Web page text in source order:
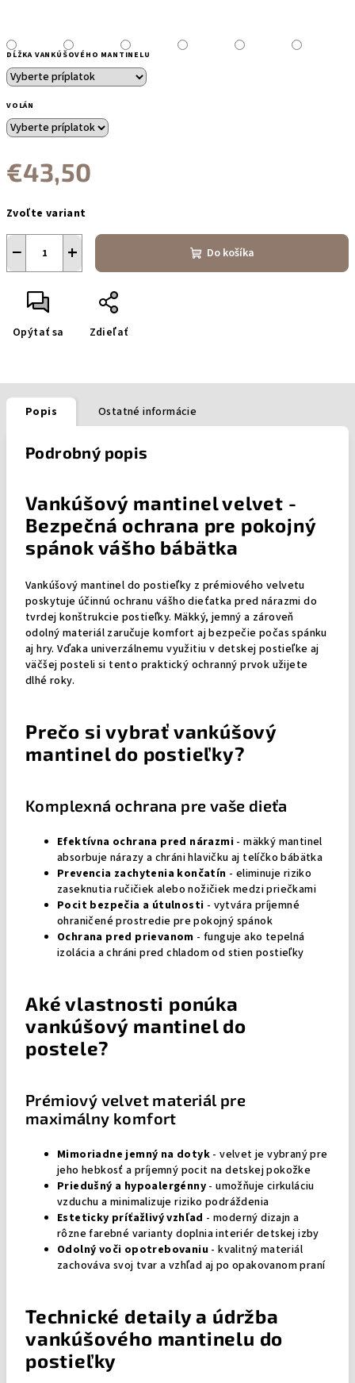
DĹŽKA VANKÚŠOVÉHO MANTINELU
VOLÁN
€43,50
cena:
Zvoľte variant
+
− Do košíka
Opýtať sa Zdieľať
Popis Ostatné informácie
Podrobný popis
Vankúšový mantinel velvet -
Bezpečná ochrana pre pokojný
spánok vášho bábätka
Vankúšový mantinel do postieľky z prémiového velvetu
poskytuje účinnú ochranu vášho dieťatka pred nárazmi do
tvrdej konštrukcie postieľky. Mäkký, jemný a zároveň
odolný materiál zaručuje komfort aj bezpečie počas spánku
aj hry. Vďaka univerzálnemu využitiu v detskej postieľke aj
väčšej posteli si tento praktický ochranný prvok užijete
dlhé roky.
Prečo si vybrať vankúšový
mantinel do postieľky?
Komplexná ochrana pre vaše dieťa
Efektívna ochrana pred nárazmi - mäkký mantinel
absorbuje nárazy a chráni hlavičku aj telíčko bábätka
Prevencia zachytenia končatín - eliminuje riziko
zaseknutia ručičiek alebo nožičiek medzi priečkami
Pocit bezpečia a útulnosti - vytvára príjemné
ohraničené prostredie pre pokojný spánok
Ochrana pred prievanom - funguje ako tepelná
izolácia a chráni pred chladom od stien postieľky
Aké vlastnosti ponúka
vankúšový mantinel do
postele?
Prémiový velvet materiál pre
maximálny komfort
Mimoriadne jemný na dotyk - velvet je vybraný pre
jeho hebkosť a príjemný pocit na detskej pokožke
Priedušný a hypoalergénny - umožňuje cirkuláciu
vzduchu a minimalizuje riziko podráždenia
Esteticky príťažlivý vzhľad - moderný dizajn a
rôzne farebné varianty doplnia interiér detskej izby
Odolný voči opotrebovaniu - kvalitný materiál
zachováva svoj tvar a vzhľad aj po opakovanom praní
Technické detaily a údržba
vankúšového mantinelu do
postieľky